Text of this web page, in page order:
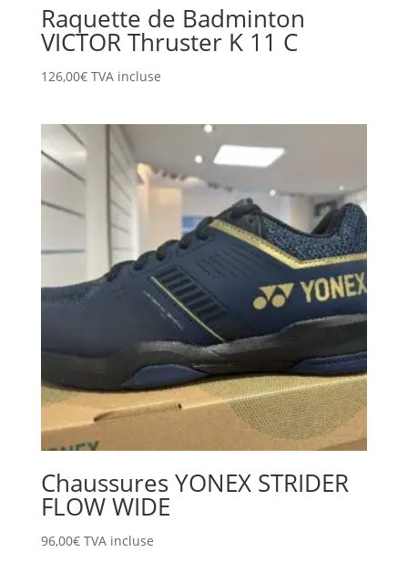
Raquette de Badminton
VICTOR Thruster K 11 C
126,00€ TVA incluse
Chaussures YONEX STRIDER
FLOW WIDE
96,00€ TVA incluse